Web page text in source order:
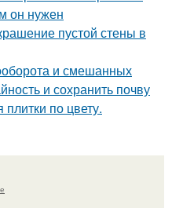
он нужен
пустой стены в
и смешанных
и сохранить почву
плитки по цвету.